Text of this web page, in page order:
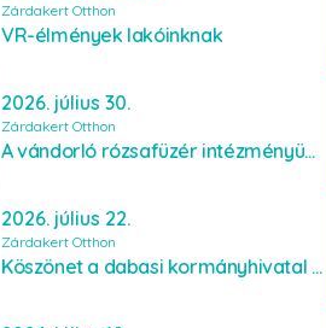
Zárdakert Otthon
VR-élmények lakóinknak
2026. július 30.
Zárdakert Otthon
A vándorló rózsafüzér intézményünkben
2026. július 22.
Zárdakert Otthon
Köszönet a dabasi kormányhivatal munkatársainak